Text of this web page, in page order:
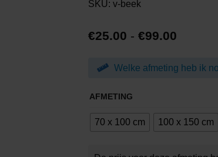
SKU: v-beek
€25.00 - €99.00
€99.00
Welke afmeting heb ik
AFMETING
70 x 100 cm 100 x 150 cm